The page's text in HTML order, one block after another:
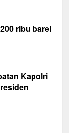
ribu barel
Kapolri